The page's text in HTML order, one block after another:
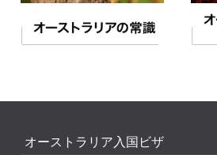
オーストラリア入国ビザ